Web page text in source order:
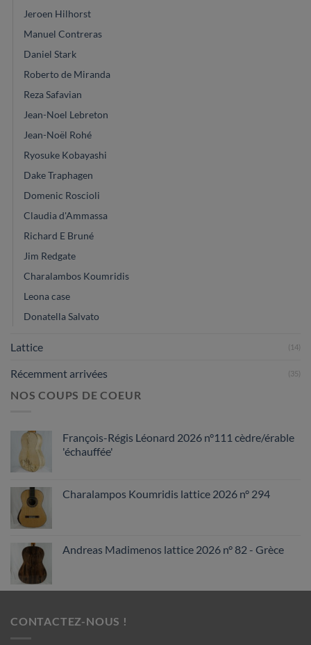
Jeroen Hilhorst
Manuel Contreras
Daniel Stark
Roberto de Miranda
Reza Safavian
Jean-Noel Lebreton
Jean-Noël Rohé
Ryosuke Kobayashi
Dake Traphagen
Domenic Roscioli
Claudia d'Ammassa
Richard E Bruné
Jim Redgate
Charalambos Koumridis
Leona case
Donatella Salvato
Lattice (14)
Récemment arrivées (35)
NOS COUPS DE COEUR
François-Régis Léonard 2026 n°111 cèdre/érable
'échauffée'
Charalampos Koumridis lattice 2026 n° 294
Andreas Madimenos lattice 2026 n° 82 - Grèce
CONTACTEZ-NOUS !